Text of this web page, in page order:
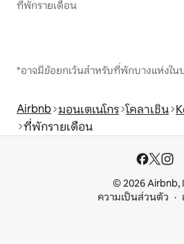
ที่พักรายเดือน
*อาจมีข้อยกเว้นสำหรับที่พักบางแห่งใ
Airbnb มอนเตเนโกร โคลาเชิน
ที่พักรายเดือน
© 2026 Airbnb,
ความเป็นส่วนตัว